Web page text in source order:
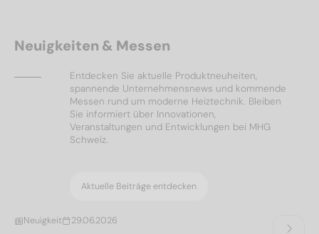
Neuigkeiten & Messen
Entdecken Sie aktuelle Produktneuheiten,
spannende Unternehmensnews und kommende
Messen rund um moderne Heiztechnik. Bleiben
Sie informiert über Innovationen,
Veranstaltungen und Entwicklungen bei MHG
Schweiz.
Aktuelle Beiträge entdecken
Neuigkeit 29.06.2026